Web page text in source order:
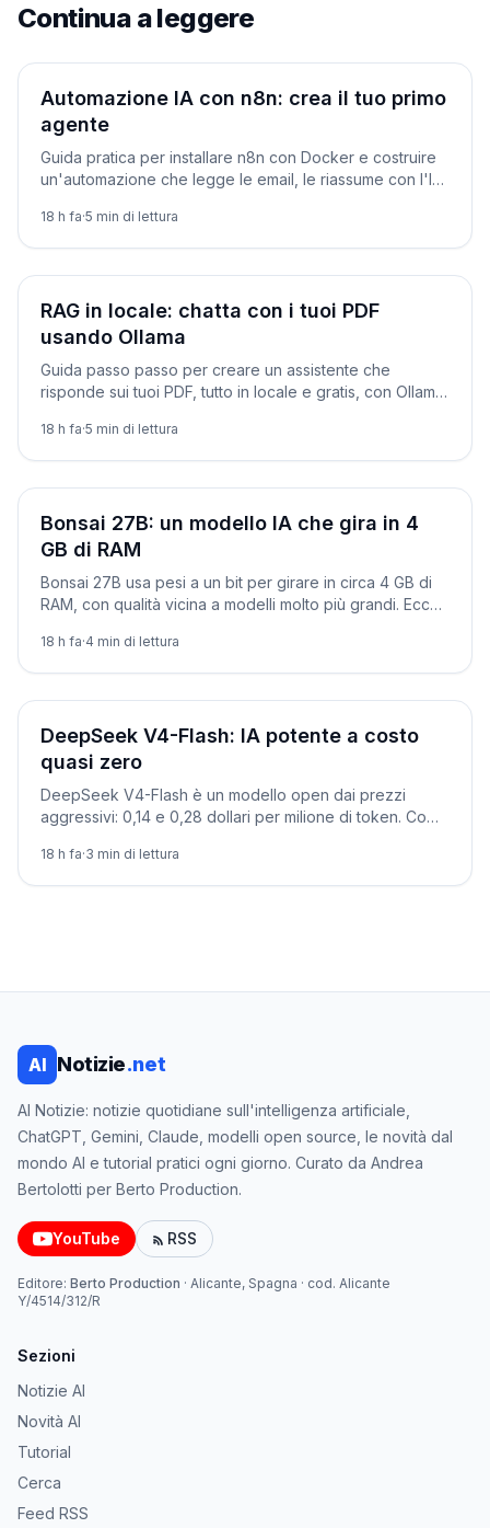
Continua a leggere
Tutorial
Automazione IA con n8n: crea il tuo primo
agente
Guida pratica per installare n8n con Docker e costruire
un'automazione che legge le email, le riassume con l'IA
18 h fa·5 min di lettura
Tutorial
RAG in locale: chatta con i tuoi PDF
usando Ollama
Guida passo passo per creare un assistente che
risponde sui tuoi PDF, tutto in locale e gratis, con Ollama,
18 h fa·5 min di lettura
Novità
Bonsai 27B: un modello IA che gira in 4
GB di RAM
Bonsai 27B usa pesi a un bit per girare in circa 4 GB di
RAM, con qualità vicina a modelli molto più grandi. Ecco
18 h fa·4 min di lettura
Novità
DeepSeek V4-Flash: IA potente a costo
quasi zero
DeepSeek V4-Flash è un modello open dai prezzi
aggressivi: 0,14 e 0,28 dollari per milione di token. Come
18 h fa·3 min di lettura
AI Notizie.net
AI Notizie: notizie quotidiane sull'intelligenza artificiale,
ChatGPT, Gemini, Claude, modelli open source, le novità dal
mondo AI e tutorial pratici ogni giorno. Curato da Andrea
Bertolotti per Berto Production.
YouTube RSS
Editore: Berto Production · Alicante, Spagna · cod. Alicante
Y/4514/312/R
Sezioni
Notizie AI
Novità AI
Tutorial
Cerca
Feed RSS